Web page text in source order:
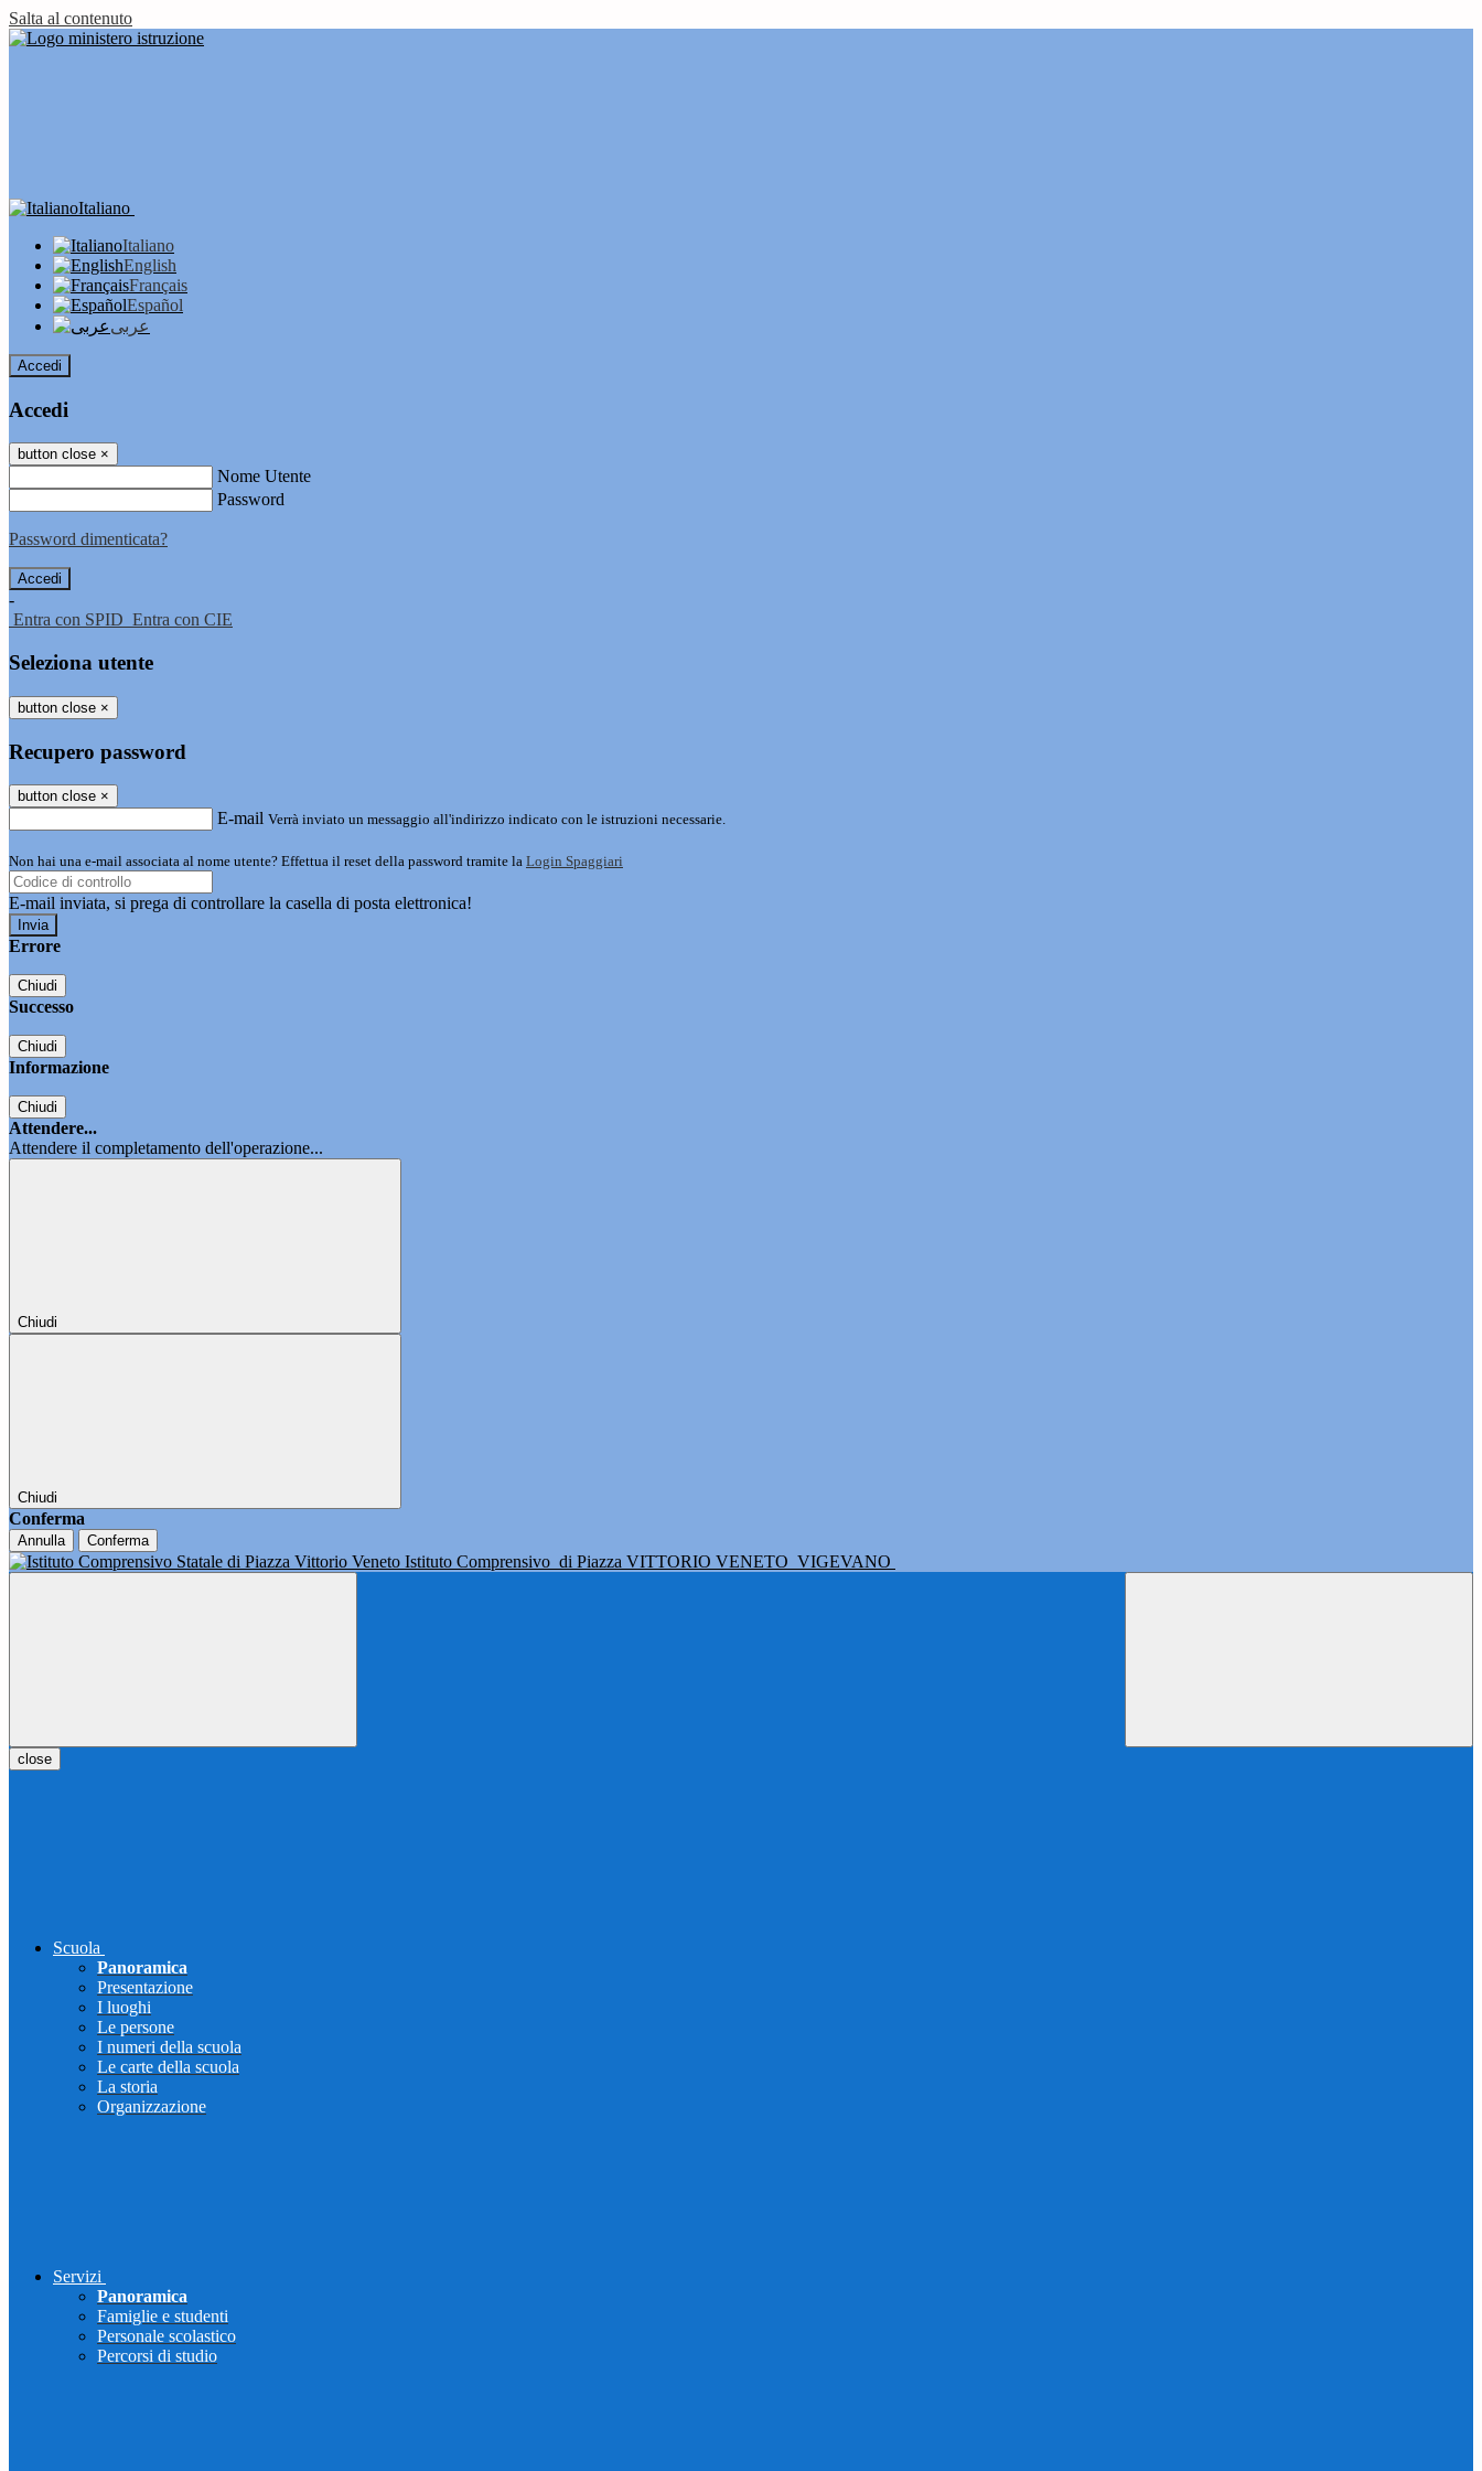
Salta al contenuto
Italiano
Italiano
English
Français
Español
عربى
Accedi
Accedi
button close ×
Nome Utente
Password
Password dimenticata?
-
Entra con SPID Entra con CIE
Seleziona utente
button close ×
Recupero password
button close ×
E-mail Verrà inviato un messaggio all'indirizzo indicato con le istruzioni necessarie.
Non hai una e-mail associata al nome utente? Effettua il reset della password tramite la Login Spaggiari
E-mail inviata, si prega di controllare la casella di posta elettronica!
Errore
Chiudi
Successo
Chiudi
Informazione
Chiudi
Attendere...
Attendere il completamento dell'operazione...
Chiudi
Chiudi
Conferma
Annulla Conferma
Istituto Comprensivo di Piazza VITTORIO VENETO VIGEVANO
close
Scuola
Panoramica
Presentazione
I luoghi
Le persone
I numeri della scuola
Le carte della scuola
La storia
Organizzazione
Servizi
Panoramica
Famiglie e studenti
Personale scolastico
Percorsi di studio